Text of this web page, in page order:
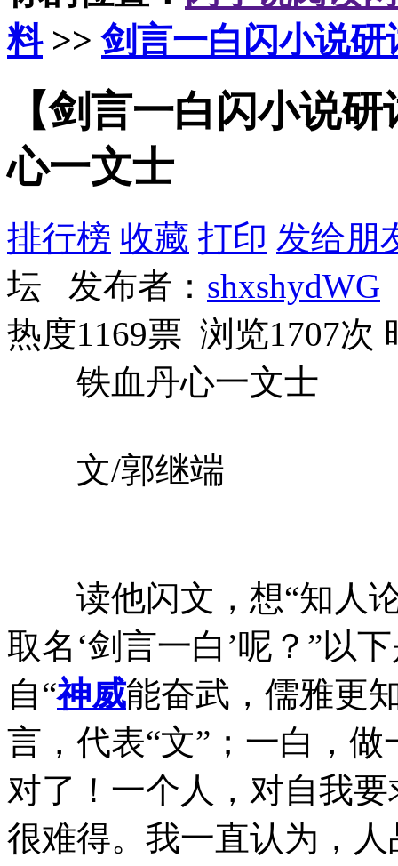
料>>剑言一白闪小说研
【剑言一白闪小说
心一文士
排行榜 收藏 打印 发给朋
坛 发布者： shxshydWG
热度1169票 浏览1707次
铁血丹心一文士
文/郭继端
读他闪文，想“知人论
取名‘剑言一白’呢？”以
自“神威能奋武，儒雅更
言，代表“文”；一白，
对了！一个人，对自我
很难得。我一直认为，